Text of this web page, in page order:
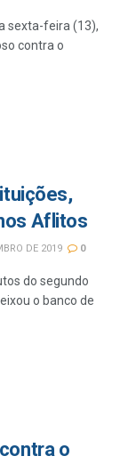
sexta-feira (13),
contra o
Aflitos
DE 2019 0
do segundo
o banco de
o